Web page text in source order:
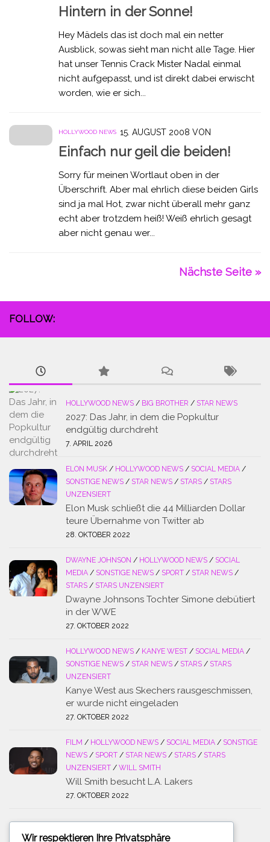
Hintern in der Sonne!
Hey Mädels das ist doch mal ein netter
Ausblick, sowas sieht man nicht alle Tage. Hier
hat unser Tennis Crack Mister Nadal einmal
nicht aufgepasst, und ist direkt dabei erwischt
worden, wie er sich...
HOLLYWOOD NEWS 15. AUGUST 2008 VON
Einfach nur geil die beiden!
Sorry für meinen Wortlaut oben in der
Überschrift. Aber mal ehrlich diese beiden Girls
sind ja mal Hot, zwar nicht überall mehr ganz
echt aber trotzdem heiß! Weiß ehrlich gesagt
aber nicht genau wer...
Nächste Seite »
FOLLOW:
HOLLYWOOD NEWS / BIG BROTHER / STAR NEWS
2027: Das Jahr, in dem die Popkultur
endgültig durchdreht
7. APRIL 2026
ELON MUSK / HOLLYWOOD NEWS / SOCIAL MEDIA /
SONSTIGE NEWS / STAR NEWS / STARS / STARS
UNZENSIERT
Elon Musk schließt die 44 Milliarden Dollar
teure Übernahme von Twitter ab
28. OKTOBER 2022
DWAYNE JOHNSON / HOLLYWOOD NEWS / SOCIAL
MEDIA / SONSTIGE NEWS / SPORT / STAR NEWS /
STARS / STARS UNZENSIERT
Dwayne Johnsons Tochter Simone debütiert
in der WWE
27. OKTOBER 2022
HOLLYWOOD NEWS / KANYE WEST / SOCIAL MEDIA /
SONSTIGE NEWS / STAR NEWS / STARS / STARS
UNZENSIERT
Kanye West aus Skechers rausgeschmissen,
er wurde nicht eingeladen
27. OKTOBER 2022
FILM / HOLLYWOOD NEWS / SOCIAL MEDIA / SONSTIGE
NEWS / SPORT / STAR NEWS / STARS / STARS
UNZENSIERT / WILL SMITH
Will Smith besucht L.A. Lakers
27. OKTOBER 2022
Wir respektieren Ihre Privatsphäre